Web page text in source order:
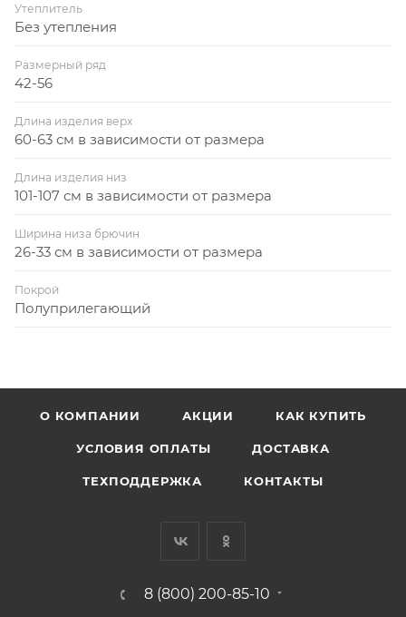
Утеплитель
Без утепления
Размерный ряд
42-56
Длина изделия верх
60-63 см в зависимости от размера
Длина изделия низ
101-107 см в зависимости от размера
Ширина низа брючин
26-33 см в зависимости от размера
Покрой
Полуприлегающий
О КОМПАНИИ АКЦИИ КАК КУПИТЬ
УСЛОВИЯ ОПЛАТЫ ДОСТАВКА
ТЕХПОДДЕРЖКА КОНТАКТЫ
8 (800) 200-85-10